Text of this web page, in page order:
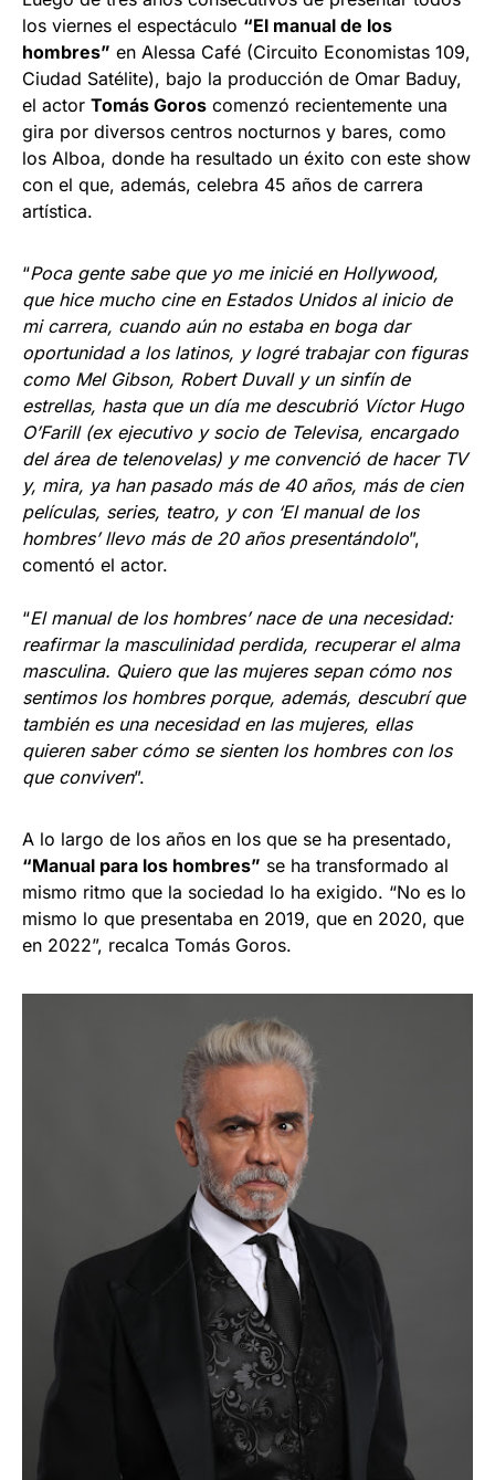
los viernes el espectáculo “El manual de los
hombres” en Alessa Café (Circuito Economistas 109,
Ciudad Satélite), bajo la producción de Omar Baduy,
el actor Tomás Goros comenzó recientemente una
gira por diversos centros nocturnos y bares, como
los Alboa, donde ha resultado un éxito con este show
con el que, además, celebra 45 años de carrera
artística.
“Poca gente sabe que yo me inicié en Hollywood,
que hice mucho cine en Estados Unidos al inicio de
mi carrera, cuando aún no estaba en boga dar
oportunidad a los latinos, y logré trabajar con figuras
como Mel Gibson, Robert Duvall y un sinfín de
estrellas, hasta que un día me descubrió Víctor Hugo
O’Farill (ex ejecutivo y socio de Televisa, encargado
del área de telenovelas) y me convenció de hacer TV
y, mira, ya han pasado más de 40 años, más de cien
películas, series, teatro, y con ‘El manual de los
hombres’ llevo más de 20 años presentándolo”,
comentó el actor.
“El manual de los hombres’ nace de una necesidad:
reafirmar la masculinidad perdida, recuperar el alma
masculina. Quiero que las mujeres sepan cómo nos
sentimos los hombres porque, además, descubrí que
también es una necesidad en las mujeres, ellas
quieren saber cómo se sienten los hombres con los
que conviven”.
A lo largo de los años en los que se ha presentado,
“Manual para los hombres” se ha transformado al
mismo ritmo que la sociedad lo ha exigido. “No es lo
mismo lo que presentaba en 2019, que en 2020, que
en 2022”, recalca Tomás Goros.